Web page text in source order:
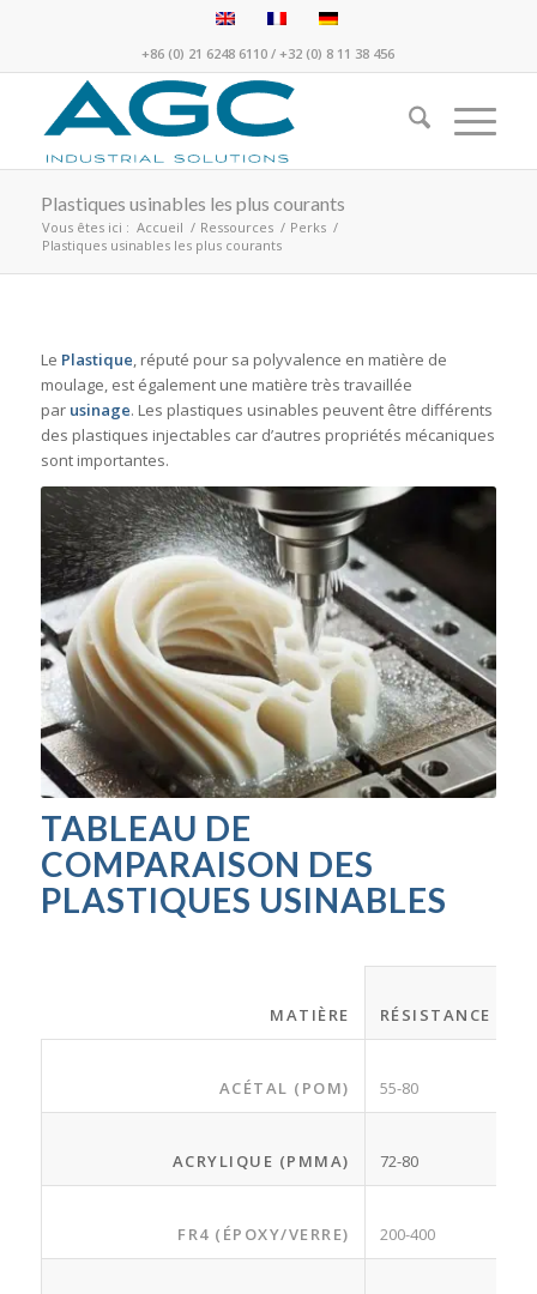
+86 (0) 21 6248 6110 /+32 (0) 8 11 38 456
Plastiques usinables les plus courants
Vous êtes ici : Accueil / Ressources / Perks /
Plastiques usinables les plus courants
Le Plastique, réputé pour sa polyvalence en matière de
moulage, est également une matière très travaillée
par usinage. Les plastiques usinables peuvent être différents
des plastiques injectables car d’autres propriétés mécaniques
sont importantes.
TABLEAU DE
COMPARAISON DES
PLASTIQUES USINABLES
MATIÈRE RÉSISTANCE À
ACÉTAL (POM) 55-80
ACRYLIQUE (PMMA) 72-80
FR4 (ÉPOXY/VERRE) 200-400